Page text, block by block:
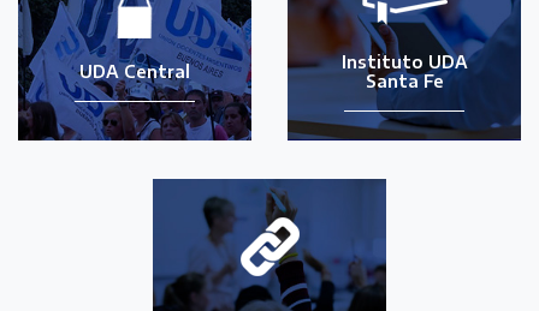
UDA Central
Instituto UDA
Santa Fe